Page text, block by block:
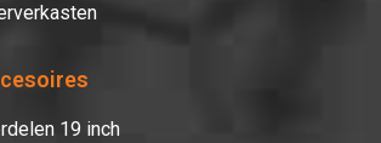
19 inch